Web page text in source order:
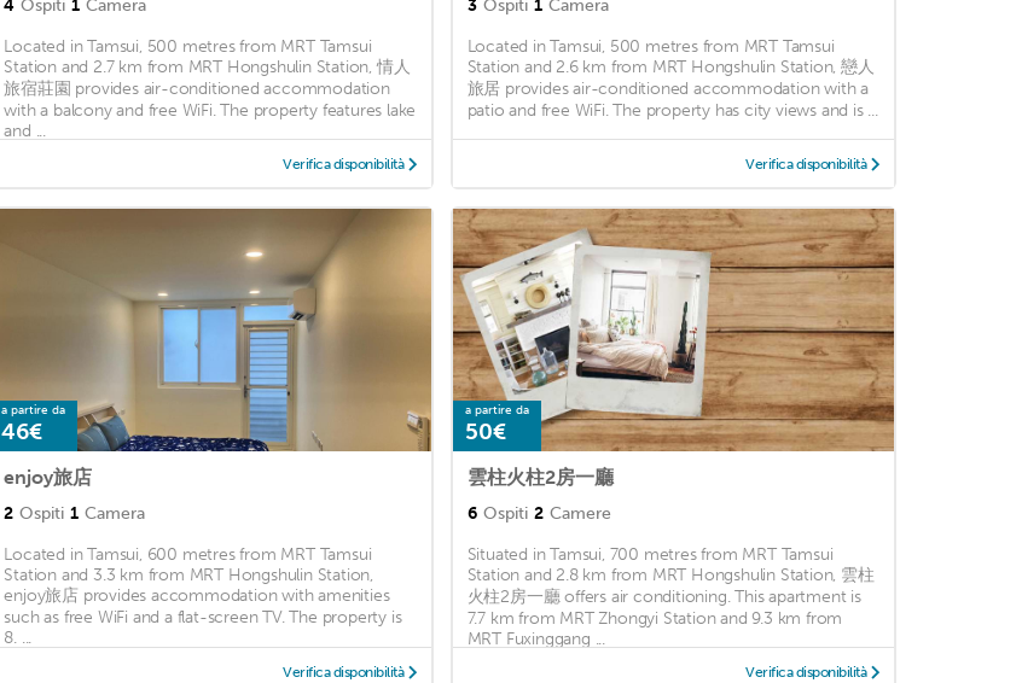
4 Ospiti 1 Camera
Located in Tamsui, 500 metres from MRT Tamsui
Station and 2.7 km from MRT Hongshulin Station, 情人
旅宿莊園 provides air-conditioned accommodation
with a balcony and free WiFi. The property features lake
and ...
Verifica disponibilità
3 Ospiti 1 Camera
Located in Tamsui, 500 metres from MRT Tamsui
Station and 2.6 km from MRT Hongshulin Station, 戀人
旅居 provides air-conditioned accommodation with a
patio and free WiFi. The property has city views and is ...
Verifica disponibilità
a partire da
46€
enjoy旅店
2 Ospiti 1 Camera
Located in Tamsui, 600 metres from MRT Tamsui
Station and 3.3 km from MRT Hongshulin Station,
enjoy旅店 provides accommodation with amenities
such as free WiFi and a flat-screen TV. The property is
8. ...
Verifica disponibilità
a partire da
50€
雲柱火柱2房一廳
6 Ospiti 2 Camere
Situated in Tamsui, 700 metres from MRT Tamsui
Station and 2.8 km from MRT Hongshulin Station, 雲柱
火柱2房一廳 offers air conditioning. This apartment is
7.7 km from MRT Zhongyi Station and 9.3 km from
MRT Fuxinggang ...
Verifica disponibilità